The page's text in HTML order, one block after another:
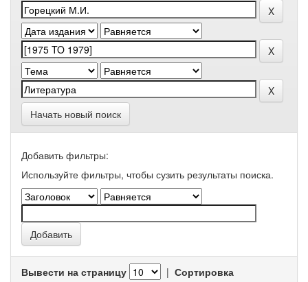
Начать новый поиск
Добавить фильтры:
Используйте фильтры, чтобы сузить результаты поиска.
Вывести на страницу | Сортировка